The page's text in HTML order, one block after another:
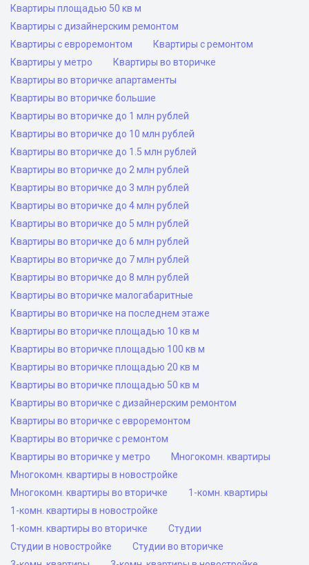
Квартиры площадью 50 кв м
Квартиры с дизайнерским ремонтом
Квартиры с евроремонтом
Квартиры с ремонтом
Квартиры у метро
Квартиры во вторичке
Квартиры во вторичке апартаменты
Квартиры во вторичке большие
Квартиры во вторичке до 1 млн рублей
Квартиры во вторичке до 10 млн рублей
Квартиры во вторичке до 1.5 млн рублей
Квартиры во вторичке до 2 млн рублей
Квартиры во вторичке до 3 млн рублей
Квартиры во вторичке до 4 млн рублей
Квартиры во вторичке до 5 млн рублей
Квартиры во вторичке до 6 млн рублей
Квартиры во вторичке до 7 млн рублей
Квартиры во вторичке до 8 млн рублей
Квартиры во вторичке малогабаритные
Квартиры во вторичке на последнем этаже
Квартиры во вторичке площадью 10 кв м
Квартиры во вторичке площадью 100 кв м
Квартиры во вторичке площадью 20 кв м
Квартиры во вторичке площадью 50 кв м
Квартиры во вторичке с дизайнерским ремонтом
Квартиры во вторичке с евроремонтом
Квартиры во вторичке с ремонтом
Квартиры во вторичке у метро
Многокомн. квартиры
Многокомн. квартиры в новостройке
Многокомн. квартиры во вторичке
1-комн. квартиры
1-комн. квартиры в новостройке
1-комн. квартиры во вторичке
Студии
Студии в новостройке
Студии во вторичке